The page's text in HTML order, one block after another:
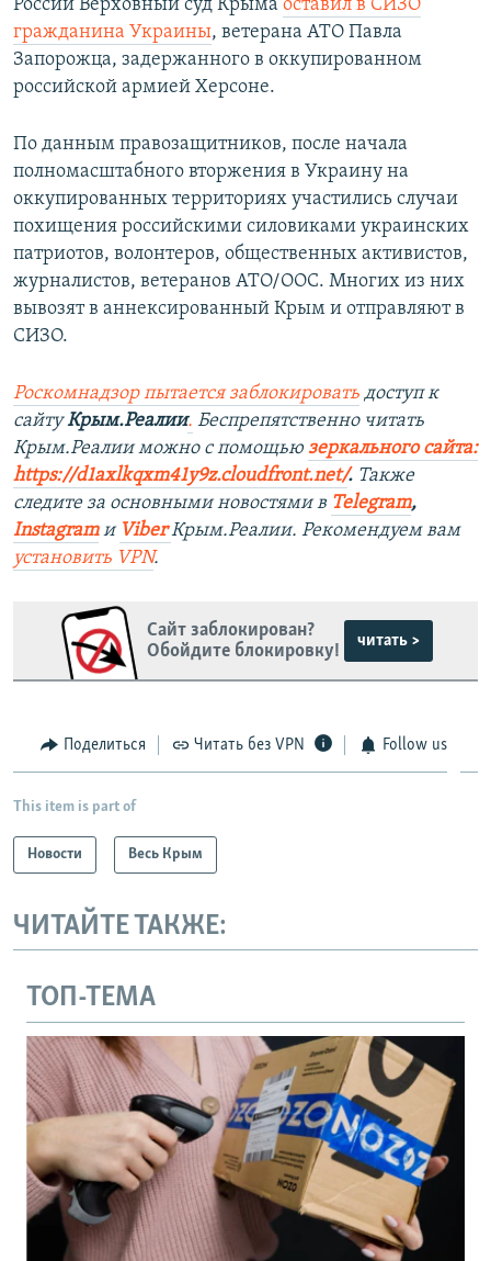
России Верховный суд Крыма оставил в СИЗО
гражданина Украины, ветерана АТО Павла
Запорожца, задержанного в оккупированном
российской армией Херсоне.
По данным правозащитников, после начала
полномасштабного вторжения в Украину на
оккупированных территориях участились случаи
похищения российскими силовиками украинских
патриотов, волонтеров, общественных активистов,
журналистов, ветеранов АТО/ООС. Многих из них
вывозят в аннексированный Крым и отправляют в
СИЗО.
Роскомнадзор пытается заблокировать доступ к
сайтуКрым.Реалии. Беспрепятственно читать
Крым.Реалии можно с помощью зеркального сайта:
https://d1axlkqxm41y9z.cloudfront.net/. ​ Также
следите за основными новостями в Telegram,
Instagram и ViberКрым.Реалии. Рекомендуем вам
установить VPN.
Сайт заблокирован?
Обойдите блокировку!
читать >
Поделиться Читать без VPN Follow us
This item is part of
Новости Весь Крым
ЧИТАЙТЕ ТАКЖЕ:
ТОП-ТЕМА